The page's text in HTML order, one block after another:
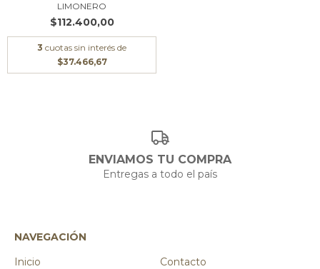
LIMONERO
$112.400,00
3 cuotas sin interés de
$37.466,67
ENVIAMOS TU COMPRA
Entregas a todo el país
NAVEGACIÓN
Inicio
Contacto